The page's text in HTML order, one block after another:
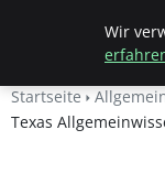
Beyond
Startseite
Texas
Wir